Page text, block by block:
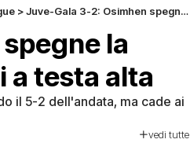
>Juve-Gala 3-2: Osimhen spegne la rimonta, bianconeri fuori a testa alta
la
a testa alta
il 5-2 dell'andata, ma cade ai
vedi tutte